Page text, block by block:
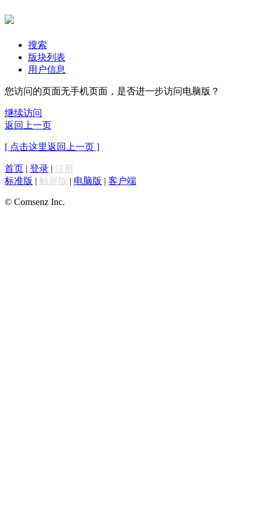
搜索
版块列表
用户信息
您访问的页面无手机页面，是否进一步访问电脑版？
继续访问
返回上一页
[ 点击这里返回上一页 ]
首页 | 登录 | 注册
标准版 | 触屏版 | 电脑版 | 客户端
© Comsenz Inc.